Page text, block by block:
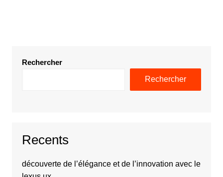
Rechercher
Rechercher
Recents
découverte de l’élégance et de l’innovation avec le